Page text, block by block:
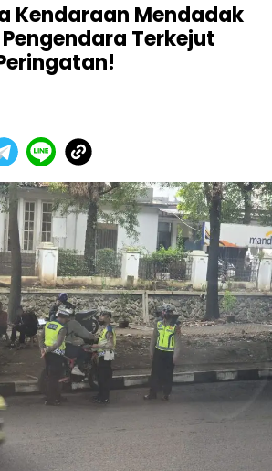
Kendaraan Mendadak
Terkejut